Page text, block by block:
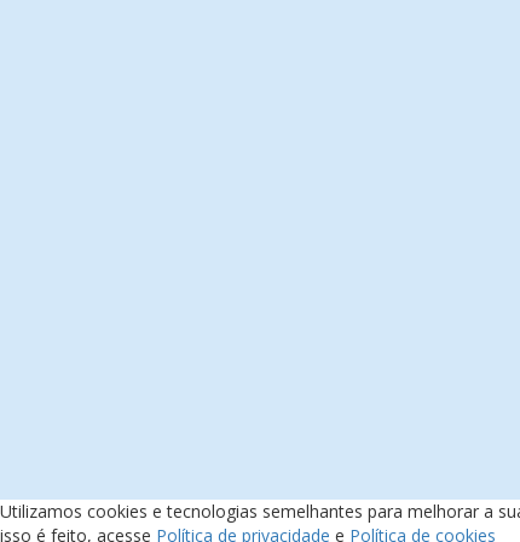
Utilizamos cookies e tecnologias semelhantes para melhorar a
isso é feito, acesse Política de privacidade e Política de cookies